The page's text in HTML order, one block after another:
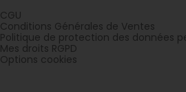
CGU
Conditions Générales de Ventes
Politique de protection des données
Mes droits RGPD
Options cookies